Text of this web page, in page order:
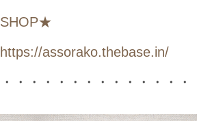
SHOP★
https://assorako.thebase.in/
・・・・・・・・・・・・・・